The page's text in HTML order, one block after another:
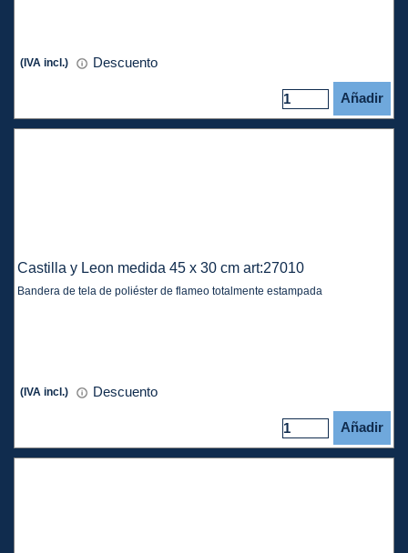
(IVA incl.) Descuento
Añadir
Castilla y Leon medida 45 x 30 cm art:27010
Bandera de tela de poliéster de flameo totalmente estampada
(IVA incl.) Descuento
Añadir